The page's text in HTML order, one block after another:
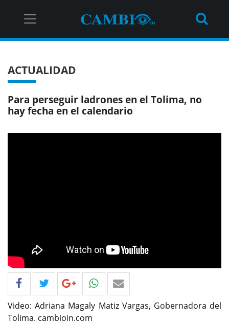
ACTUALIDAD
Para perseguir ladrones en el Tolima, no
hay fecha en el calendario
Video: Adriana Magaly Matiz Vargas, Gobernadora del
Tolima. cambioin.com